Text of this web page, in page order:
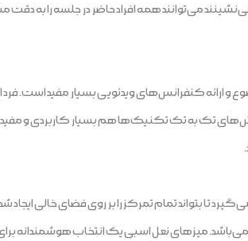
می‌توانند همه افراد حاضر در جلسه را به دقت
و ارائه کنفرانس‌های ویدئویی بسیار مفید است.
تک به تک تکنیک‌ها هم بسیار کاربردی و
تا بتواند تمام تمرکز را بر روی فضای خالی
میزهای نعل اسبی یک انتخاب